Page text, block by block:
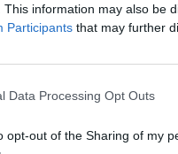
This information may also be
Participants that may further
Data Processing Opt Outs
opt-out of the Sharing of my
contre 46,8 % l’an
2,2 millions d’unités,
baisses
segments, comme